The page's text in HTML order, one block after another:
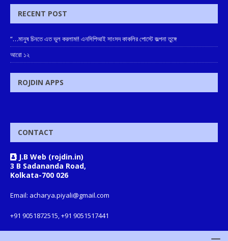
RECENT POST
“…মানুষ চিনতে এত ভুল করলাম!! এনসিপিআই সাংসদ কাকলির পোস্টে জল্পনা তুঙ্গে
আরো ১২
ROJDIN APPS
CONTACT
J.B Web (rojdin.in)
3 B Sadananda Road,
Kolkata-700 026
Email: acharya.piyali@gmail.com
+91 9051872515, +91 9051517441